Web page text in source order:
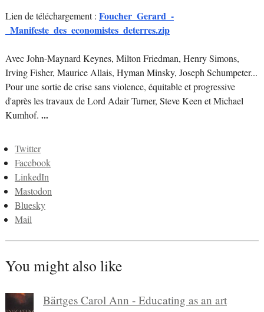
Lien de téléchargement : Foucher_Gerard_-
_Manifeste_des_economistes_deterres.zip
Avec John-Maynard Keynes, Milton Friedman, Henry Simons,
Irving Fisher, Maurice Allais, Hyman Minsky, Joseph Schumpeter...
Pour une sortie de crise sans violence, équitable et progressive
d'après les travaux de Lord Adair Turner, Steve Keen et Michael
Kumhof. ...
Twitter
Facebook
LinkedIn
Mastodon
Bluesky
Mail
You might also like
Bärtges Carol Ann - Educating as an art